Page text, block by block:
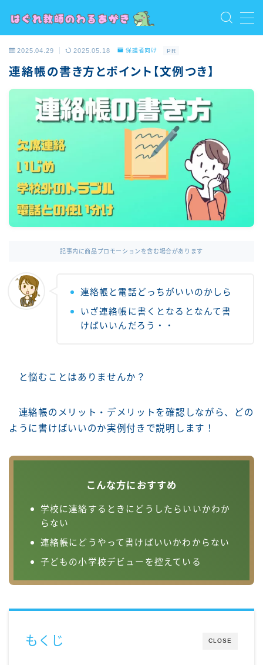
トップ
プライバシーポリシー
プロフィール
保護者向け
利用規約／特定商取引法に基づく表記
教員向け
教員志望・若手教員向け
有料記事の決済完了ページ
2025.04.29 2025.05.18 保護者向け PR
連絡帳の書き方とポイント【文例つき】
記事内に商品プロモーションを含む場合があります
連絡帳と電話どっちがいいのかしら
いざ連絡帳に書くとなるとなんて書
けばいいんだろう・・
と悩むことはありませんか？
連絡帳のメリット・デメリットを確認しながら、どの
ように書けばいいのか実例付きで説明します！
こんな方におすすめ
学校に連絡するときにどうしたらいいかわか
らない
連絡帳にどうやって書けばいいかわからない
子どもの小学校デビューを控えている
CLOSE
もくじ